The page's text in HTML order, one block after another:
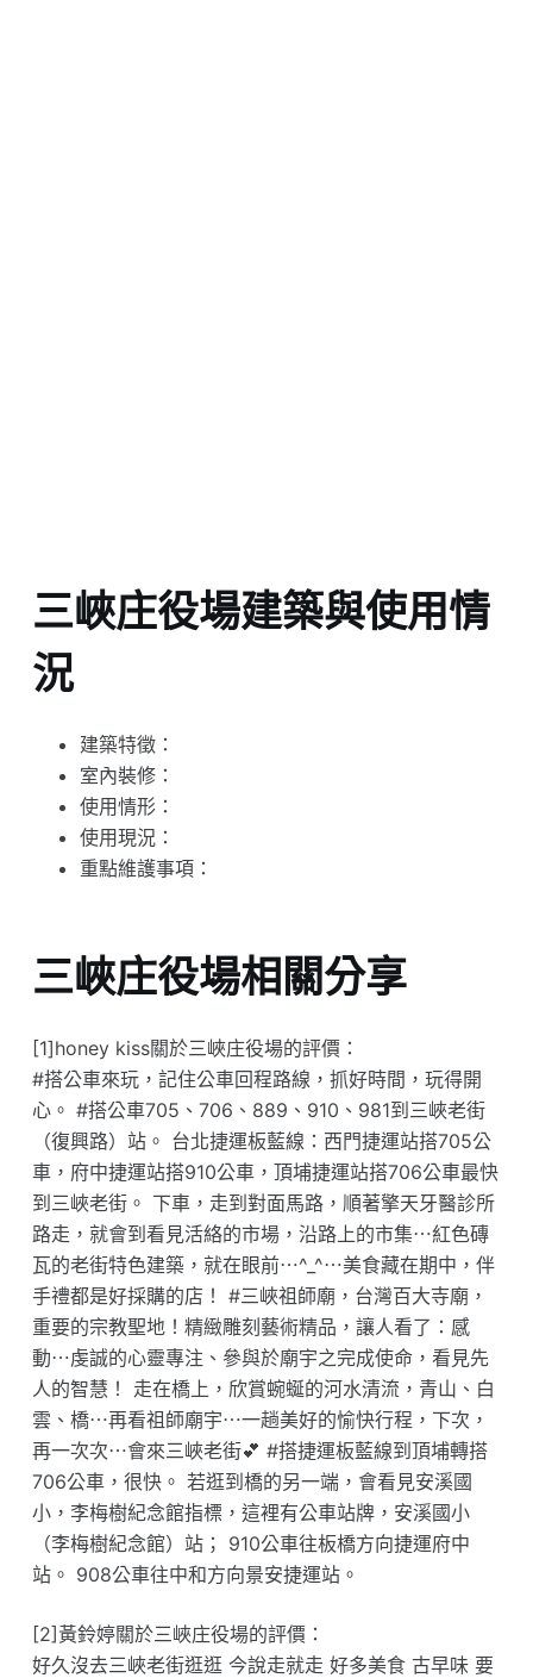
三峽庄役場建築與使用情
況
建築特徵：
室內裝修：
使用情形：
使用現況：
重點維護事項：
三峽庄役場相關分享
[1]honey kiss關於三峽庄役場的評價：
#搭公車來玩，記住公車回程路線，抓好時間，玩得開
心。 #搭公車705、706、889、910、981到三峽老街
（復興路）站。 台北捷運板藍線：西門捷運站搭705公
車，府中捷運站搭910公車，頂埔捷運站搭706公車最快
到三峽老街。 下車，走到對面馬路，順著擎天牙醫診所
路走，就會到看見活絡的市場，沿路上的市集⋯紅色磚
瓦的老街特色建築，就在眼前⋯^_^⋯美食藏在期中，伴
手禮都是好採購的店！ #三峽祖師廟，台灣百大寺廟，
重要的宗教聖地！精緻雕刻藝術精品，讓人看了：感
動⋯虔誠的心靈專注、參與於廟宇之完成使命，看見先
人的智慧！ 走在橋上，欣賞蜿蜒的河水清流，青山、白
雲、橋⋯再看祖師廟宇⋯一趟美好的愉快行程，下次，
再一次次⋯會來三峽老街💕 #搭捷運板藍線到頂埔轉搭
706公車，很快。 若逛到橋的另一端，會看見安溪國
小，李梅樹紀念館指標，這裡有公車站牌，安溪國小
（李梅樹紀念館）站； 910公車往板橋方向捷運府中
站。 908公車往中和方向景安捷運站。
[2]黃鈴婷關於三峽庄役場的評價：
好久沒去三峽老街逛逛 今說走就走 好多美食 古早味 要